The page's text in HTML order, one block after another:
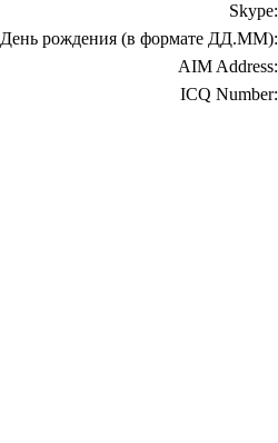
Skype:
День рождения (в формате ДД.ММ):
AIM Address:
ICQ Number: